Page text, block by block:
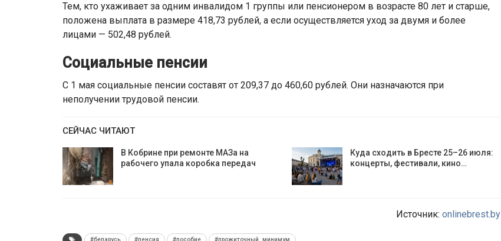
Тем, кто ухаживает за одним инвалидом 1 группы или пенсионером в возрасте 80 лет и старше,
положена выплата в размере 418,73 рублей, а если осуществляется уход за двумя и более
лицами — 502,48 рублей.
Социальные пенсии
С 1 мая социальные пенсии составят от 209,37 до 460,60 рублей. Они назначаются при
неполучении трудовой пенсии.
СЕЙЧАС ЧИТАЮТ
В Кобрине при ремонте МАЗа на
рабочего упала коробка передач
Куда сходить в Бресте 25–26 июля:
концерты, фестивали, кино…
Источник: onlinebrest.by
#беларусь #пенсия #пособие #прожиточный_минимум